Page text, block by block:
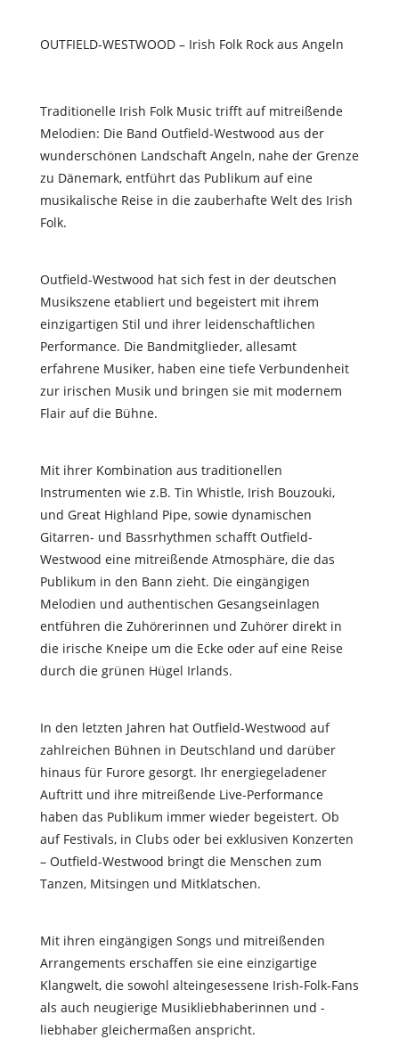
OUTFIELD-WESTWOOD – Irish Folk Rock aus Angeln
Traditionelle Irish Folk Music trifft auf mitreißende
Melodien: Die Band Outfield-Westwood aus der
wunderschönen Landschaft Angeln, nahe der Grenze
zu Dänemark, entführt das Publikum auf eine
musikalische Reise in die zauberhafte Welt des Irish
Folk.
Outfield-Westwood hat sich fest in der deutschen
Musikszene etabliert und begeistert mit ihrem
einzigartigen Stil und ihrer leidenschaftlichen
Performance. Die Bandmitglieder, allesamt
erfahrene Musiker, haben eine tiefe Verbundenheit
zur irischen Musik und bringen sie mit modernem
Flair auf die Bühne.
Mit ihrer Kombination aus traditionellen
Instrumenten wie z.B. Tin Whistle, Irish Bouzouki,
und Great Highland Pipe, sowie dynamischen
Gitarren- und Bassrhythmen schafft Outfield-
Westwood eine mitreißende Atmosphäre, die das
Publikum in den Bann zieht. Die eingängigen
Melodien und authentischen Gesangseinlagen
entführen die Zuhörerinnen und Zuhörer direkt in
die irische Kneipe um die Ecke oder auf eine Reise
durch die grünen Hügel Irlands.
In den letzten Jahren hat Outfield-Westwood auf
zahlreichen Bühnen in Deutschland und darüber
hinaus für Furore gesorgt. Ihr energiegeladener
Auftritt und ihre mitreißende Live-Performance
haben das Publikum immer wieder begeistert. Ob
auf Festivals, in Clubs oder bei exklusiven Konzerten
– Outfield-Westwood bringt die Menschen zum
Tanzen, Mitsingen und Mitklatschen.
Mit ihren eingängigen Songs und mitreißenden
Arrangements erschaffen sie eine einzigartige
Klangwelt, die sowohl alteingesessene Irish-Folk-Fans
als auch neugierige Musikliebhaberinnen und -
liebhaber gleichermaßen anspricht.